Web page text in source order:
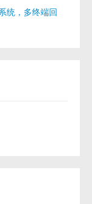
统，多终端回